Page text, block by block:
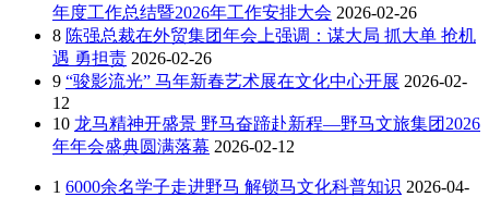
年度工作总结暨2026年工作安排大会 2026-02-26
8 陈强总裁在外贸集团年会上强调：谋大局 抓大单 抢机
遇 勇担责 2026-02-26
9 “骏影流光” 马年新春艺术展在文化中心开展 2026-02-
12
10 龙马精神开盛景 野马奋蹄赴新程—野马文旅集团2026
年年会盛典圆满落幕 2026-02-12
1 6000余名学子走进野马 解锁马文化科普知识 2026-04-